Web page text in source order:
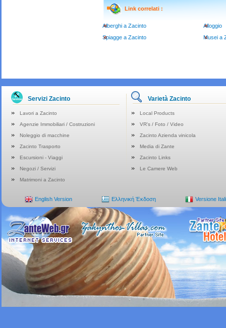
Link correlati :
Alberghi a Zacinto
Alloggio
Spiagge a Zacinto
Musei a
Servizi Zacinto Varietà Zacinto
Lavori a Zacinto
Local Products
Agenzie Immobiliari / Costruzioni
VR's / Foto / Video
Noleggio di macchine
Zacinto Azienda vinicola
Zacinto Trasporto
Media di Zante
Escursioni - Viaggi
Zacinto Links
Negozi / Servizi
Le Camere Web
Matrimoni a Zacinto
English Version Ελληνική Έκδοση Versione